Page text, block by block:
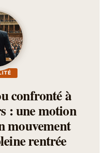
confronté à
: une motion
mouvement
rentrée